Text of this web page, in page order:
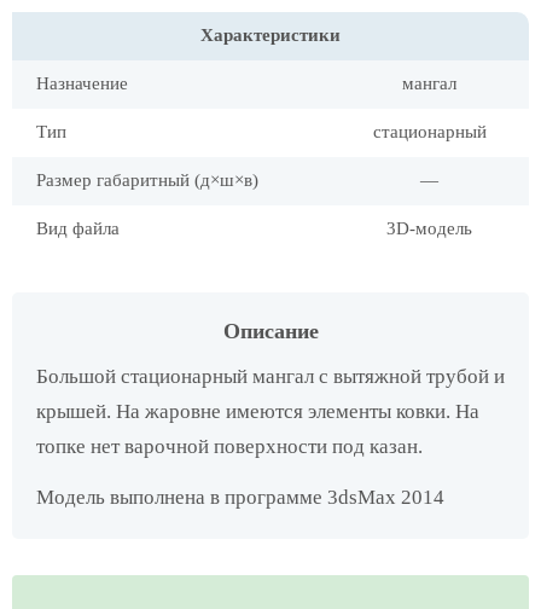
Характеристики
Назначение мангал
Тип стационарный
Размер габаритный (д×ш×в) —
Вид файла 3D-модель
Описание
Большой стационарный мангал с вытяжной трубой и
крышей. На жаровне имеются элементы ковки. На
топке нет варочной поверхности под казан.
Модель выполнена в программе 3dsMax 2014